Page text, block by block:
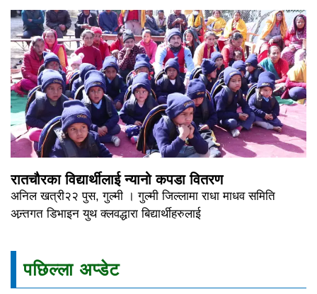
रातचौरका विद्यार्थीलाई न्यानो कपडा वितरण
अनिल खत्री२२ पुस, गुल्मी । गुल्मी जिल्लामा राधा माधव समिति
अन्र्तगत डिभाइन युथ क्लवद्धारा बिद्यार्थीहरुलाई
पछिल्ला अप्डेट